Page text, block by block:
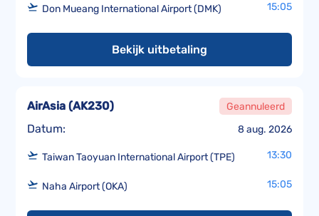
Don Mueang International Airport (DMK) 15:05
Bekijk uitbetaling
Datum: 8 aug. 2026
AirAsia (AK230) Geannuleerd
Taiwan Taoyuan International Airport (TPE) 13:30
Naha Airport (OKA) 15:05